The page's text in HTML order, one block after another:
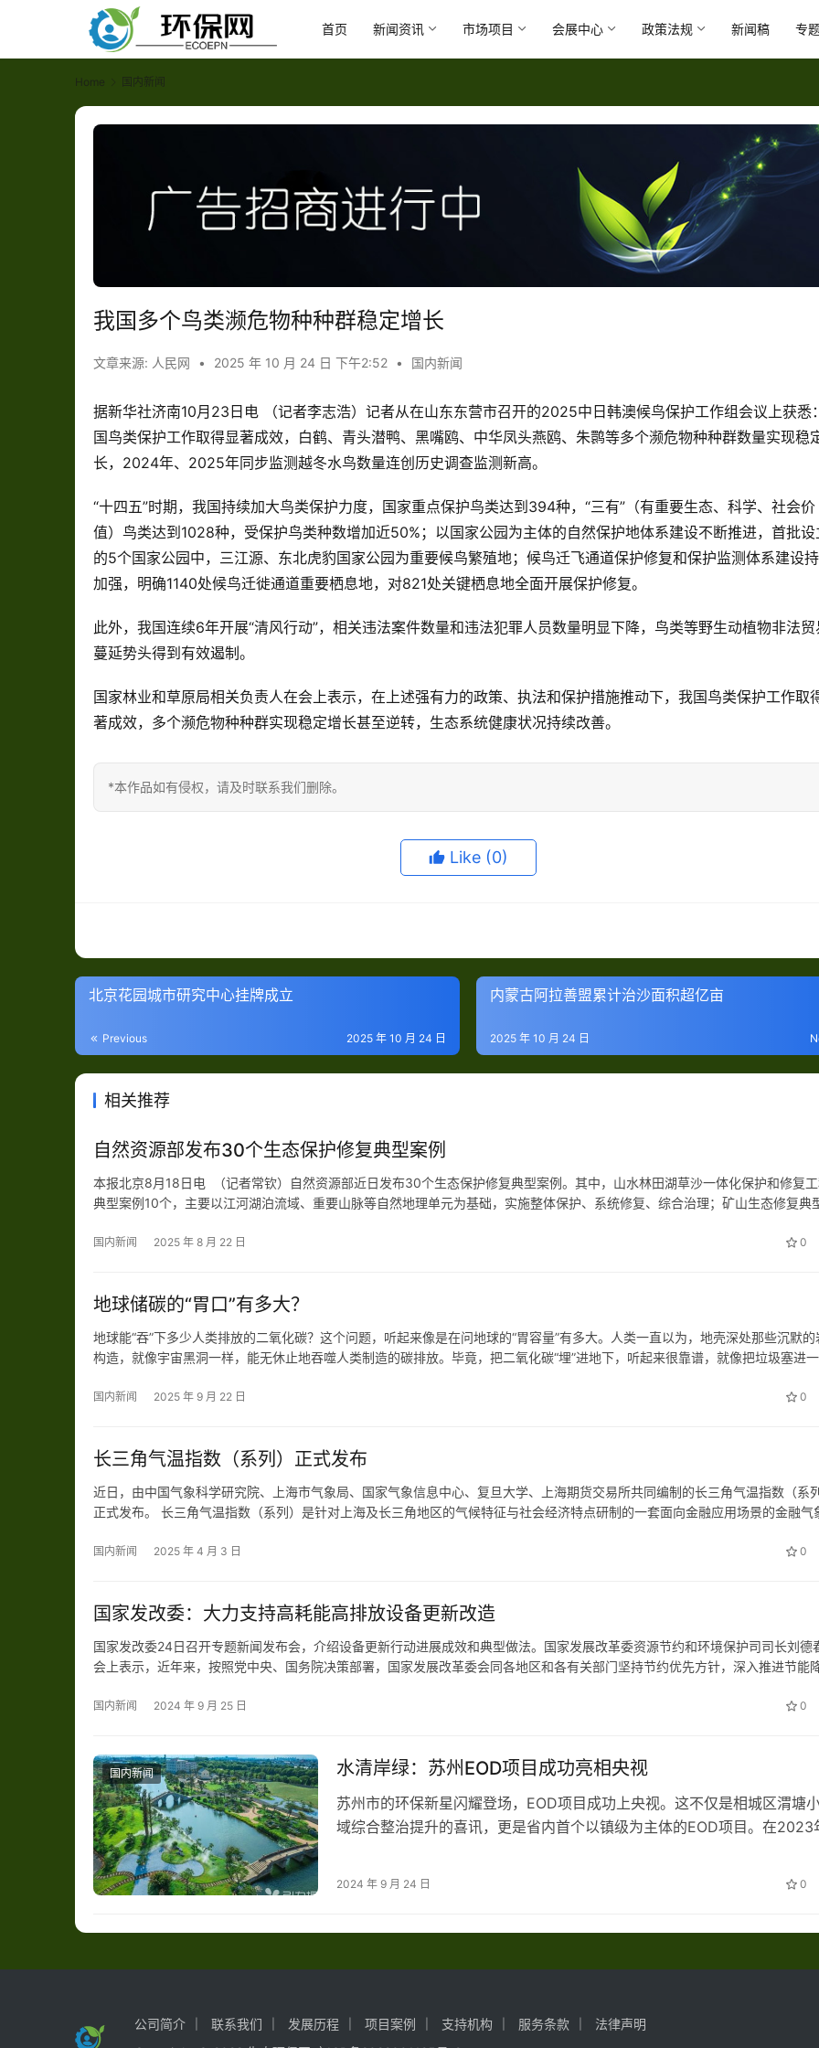
首页 新闻资讯 市场项目 会展中心 政策法规 新闻稿 专
Home 国内新闻
我国多个鸟类濒危物种种群稳定增长
文章来源: 人民网 • 2025 年 10 月 24 日 下午2:52 • 国内新闻
据新华社济南10月23日电 （记者李志浩）记者从在山东东营市召开的2025中日韩澳候鸟保护工作组会议上获悉
国鸟类保护工作取得显著成效，白鹤、青头潜鸭、黑嘴鸥、中华凤头燕鸥、朱鹮等多个濒危物种种群数量实现稳
长，2024年、2025年同步监测越冬水鸟数量连创历史调查监测新高。
“十四五”时期，我国持续加大鸟类保护力度，国家重点保护鸟类达到394种，“三有”（有重要生态、科学、社会价
值）鸟类达到1028种，受保护鸟类种数增加近50%；以国家公园为主体的自然保护地体系建设不断推进，首批设
的5个国家公园中，三江源、东北虎豹国家公园为重要候鸟繁殖地；候鸟迁飞通道保护修复和保护监测体系建设
加强，明确1140处候鸟迁徙通道重要栖息地，对821处关键栖息地全面开展保护修复。
此外，我国连续6年开展“清风行动”，相关违法案件数量和违法犯罪人员数量明显下降，鸟类等野生动植物非法贸
蔓延势头得到有效遏制。
国家林业和草原局相关负责人在会上表示，在上述强有力的政策、执法和保护措施推动下，我国鸟类保护工作取
著成效，多个濒危物种种群实现稳定增长甚至逆转，生态系统健康状况持续改善。
*本作品如有侵权，请及时联系我们删除。
Like (0)
北京花园城市研究中心挂牌成立
Previous 2025 年 10 月 24 日
内蒙古阿拉善盟累计治沙面积超亿亩
2025 年 10 月 24 日
相关推荐
自然资源部发布30个生态保护修复典型案例
本报北京8月18日电 （记者常钦）自然资源部近日发布30个生态保护修复典型案例。其中，山水林田湖草沙一体化保护和修复
典型案例10个，主要以江河湖泊流域、重要山脉等自然地理单元为基础，实施整体保护、系统修复、综合治理；矿山生态修复典
国内新闻 2025 年 8 月 22 日 0
地球储碳的“胃口”有多大？
地球能“吞”下多少人类排放的二氧化碳？这个问题，听起来像是在问地球的“胃容量”有多大。人类一直以为，地壳深处那些沉默的
构造，就像宇宙黑洞一样，能无休止地吞噬人类制造的碳排放。毕竟，把二氧化碳“埋”进地下，听起来很靠谱，就像把垃圾塞进
析…
国内新闻 2025 年 9 月 22 日 0
长三角气温指数（系列）正式发布
近日，由中国气象科学研究院、上海市气象局、国家气象信息中心、复旦大学、上海期货交易所共同编制的长三角气温指数（系列
正式发布。 长三角气温指数（系列）是针对上海及长三角地区的气候特征与社会经济特点研制的一套面向金融应用场景的金融气
平台、中…
国内新闻 2025 年 4 月 3 日 0
国家发改委：大力支持高耗能高排放设备更新改造
国家发改委24日召开专题新闻发布会，介绍设备更新行动进展成效和典型做法。国家发展改革委资源节约和环境保护司司长刘德
会上表示，近年来，按照党中央、国务院决策部署，国家发展改革委会同各地区和各有关部门坚持节约优先方针，深入推进节能
大。将超长期…
国内新闻 2024 年 9 月 25 日 0
国内新闻 水清岸绿：苏州EOD项目成功亮相央视
苏州市的环保新星闪耀登场，EOD项目成功上央视。这不仅是相城区渭塘
域综合整治提升的喜讯，更是省内首个以镇级为主体的EOD项目。在2023
力以赴进行小流域的综合整治与紫薇生态文化园、智能建造产业基地、总部
2024 年 9 月 24 日 0
公司简介 联系我们 发展历程 项目案例 支持机构 服务条款
法律声明